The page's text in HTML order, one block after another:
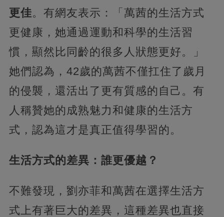
更佳。有網友表示：「萬茜的生活方式
更健康，她通過運動和科學的生活習
慣，顯然比同齡的很多人狀態更好。」
她們認為，42歲的萬茜不僅扛住了歲月
的侵襲，還活出了更有質感的自己。有
人稱贊她的成熟魅力和健康的生活方
式，認為這才是真正值得學習的。
生活方式的差異：誰更優越？
不難發現，劉亦菲和萬茜在選擇生活方
式上有著巨大的差異，這種差異也直接